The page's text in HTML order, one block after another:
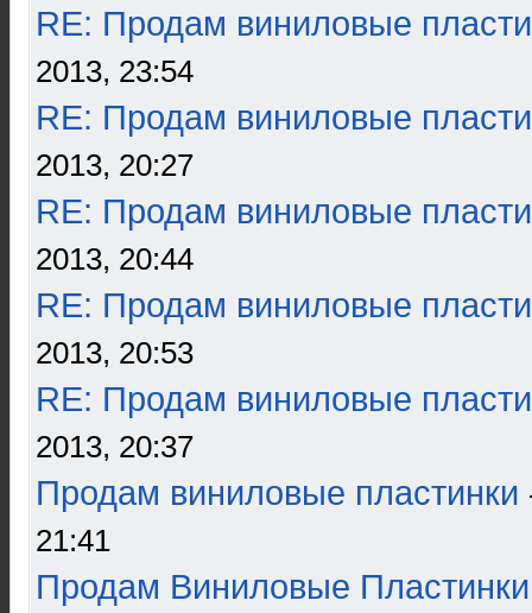
RE: Продам виниловые
2013, 23:54
RE: Продам виниловые
2013, 20:27
RE: Продам виниловые
2013, 20:44
RE: Продам виниловые
2013, 20:53
RE: Продам виниловые
2013, 20:37
Продам виниловые пластинки
21:41
Продам Виниловые Пластинки